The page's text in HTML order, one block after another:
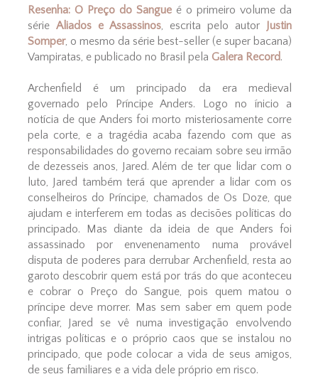
Resenha: O Preço do Sangueé o primeiro volume da
série Aliados e Assassinos, escrita pelo autor
Justin
Somper, o mesmo da série best-seller (e super bacana)
Vampiratas, e publicado no Brasil pela Galera Record.
Archenfield é um principado da era medieval
governado pelo Príncipe Anders. Logo no ínicio a
notícia de que Anders foi morto misteriosamente corre
pela corte, e a tragédia acaba fazendo com que as
responsabilidades do governo recaiam sobre seu irmão
de dezesseis anos, Jared. Além de ter que lidar com o
luto, Jared também terá que aprender a lidar com os
conselheiros do Príncipe, chamados de Os Doze, que
ajudam e interferem em todas as decisões políticas do
principado. Mas diante da ideia de que Anders foi
assassinado por envenenamento numa provável
disputa de poderes para derrubar Archenfield, resta ao
garoto descobrir quem está por trás do que aconteceu
e cobrar o Preço do Sangue, pois quem matou o
príncipe deve morrer. Mas sem saber em quem pode
confiar, Jared se vê numa investigação envolvendo
intrigas políticas e o próprio caos que se instalou no
principado, que pode colocar a vida de seus amigos,
de seus familiares e a vida dele próprio em risco.